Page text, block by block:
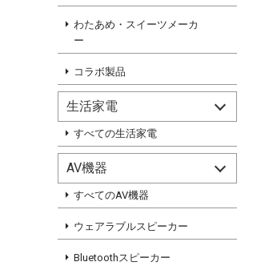
わたあめ・スイーツメーカ
ー
コラボ製品
生活家電
すべての生活家電
AV機器
すべてのAV機器
ウェアラブルスピーカー
Bluetoothスピーカー